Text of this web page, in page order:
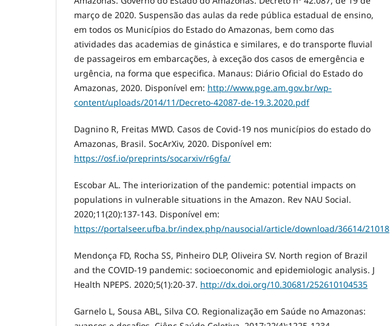
março de 2020. Suspensão das aulas da rede pública estadual de ensino,
em todos os Municípios do Estado do Amazonas, bem como das
atividades das academias de ginástica e similares, e do transporte fluvial
de passageiros em embarcações, à exceção dos casos de emergência e
urgência, na forma que especifica. Manaus: Diário Oficial do Estado do
Amazonas, 2020. Disponível em: http://www.pge.am.gov.br/wp-
content/uploads/2014/11/Decreto-42087-de-19.3.2020.pdf
Dagnino R, Freitas MWD. Casos de Covid-19 nos municípios do estado do
Amazonas, Brasil. SocArXiv, 2020. Disponível em:
https://osf.io/preprints/socarxiv/r6gfa/
Escobar AL. The interiorization of the pandemic: potential impacts on
populations in vulnerable situations in the Amazon. Rev NAU Social.
2020;11(20):137-143. Disponível em:
https://portalseer.ufba.br/index.php/nausocial/article/download/36614/21018
Mendonça FD, Rocha SS, Pinheiro DLP, Oliveira SV. North region of Brazil
and the COVID-19 pandemic: socioeconomic and epidemiologic analysis. J
Health NPEPS. 2020;5(1):20-37. http://dx.doi.org/10.30681/252610104535
Garnelo L, Sousa ABL, Silva CO. Regionalização em Saúde no Amazonas: